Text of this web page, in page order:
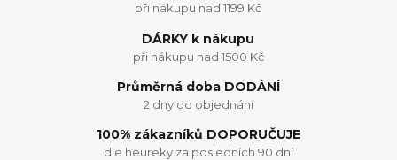
při nákupu nad 1199 Kč
DÁRKY k nákupu
při nákupu nad 1500 Kč
Průměrná doba DODÁNÍ
2 dny od objednání
100% zákazníků DOPORUČUJE
dle heureky za posledních 90 dní